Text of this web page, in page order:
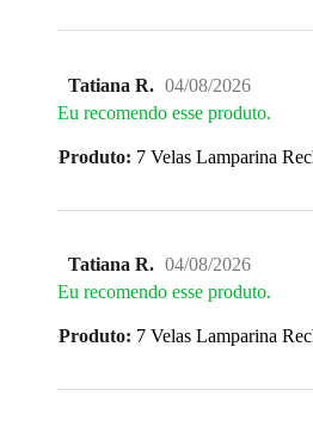
Tatiana R. 04/08/2026
Eu recomendo esse produto.
Produto: 7 Velas Lamparina
Tatiana R. 04/08/2026
Eu recomendo esse produto.
Produto: 7 Velas Lamparina